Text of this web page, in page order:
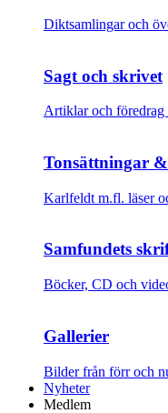
Diktsamlingar och
Sagt och skrivet
Artiklar och
Tonsättningar
Karlfeldt m.fl. läser
Samfundets
Böcker, CD och
Gallerier
Bilder från förr och
Nyheter
Medlem